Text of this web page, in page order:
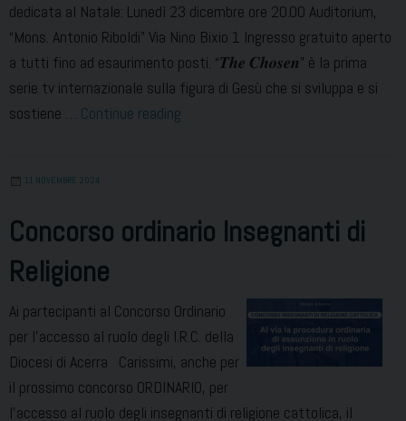
dedicata al Natale: Lunedì 23 dicembre ore 20.00 Auditorium,
“Mons. Antonio Riboldi” Via Nino Bixio 1 Ingresso gratuito aperto
a tutti fino ad esaurimento posti. “𝑻𝒉𝒆 𝑪𝒉𝒐𝒔𝒆𝒏” è la prima
serie tv internazionale sulla figura di Gesù che si sviluppa e si
sostiene … Continue reading
11 NOVEMBRE 2024
Concorso ordinario Insegnanti di
Religione
Ai partecipanti al Concorso Ordinario
per l’accesso al ruolo degli I.R.C. della
Diocesi di Acerra Carissimi, anche per
il prossimo concorso ORDINARIO, per
l’accesso al ruolo degli insegnanti di religione cattolica, il